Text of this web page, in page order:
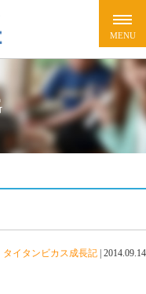
タイタンビカス成長記 2014.09.14